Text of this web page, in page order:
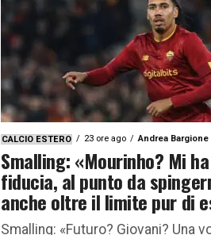
CALCIO ESTERO 23 ore ago Andrea Bargione
Smalling: «Mourinho? Mi
fiducia, al punto da
anche oltre il limite pur di
Smalling: «Futuro? Giovani? Una